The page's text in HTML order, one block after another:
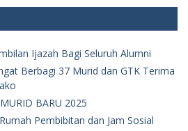
Ijazah Bagi Seluruh Alumni
Berbagi 37 Murid dan GTK Terima
BARU 2025
Pembibitan dan Jam Sosial